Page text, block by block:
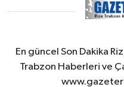
En güncel Son Dakika
Trabzon Haberleri ve